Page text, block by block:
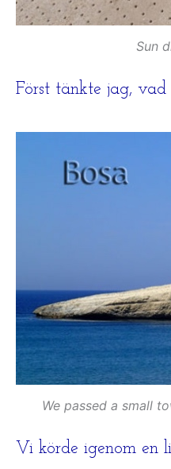
Sun
Först tänkte jag,
We passed a small
Vi körde igenom en